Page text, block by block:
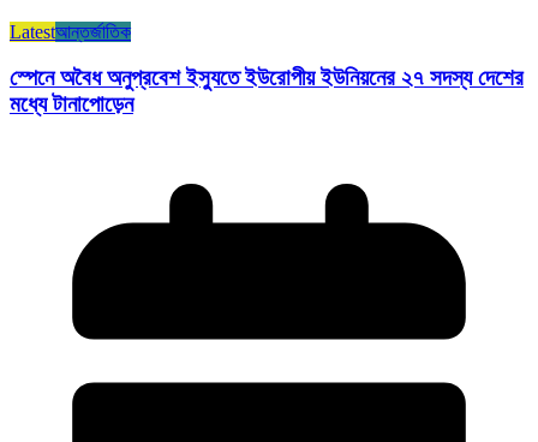
Latestআন্তর্জাতিক
স্পেনে অবৈধ অনুপ্রবেশ ইস্যুতে ইউরোপীয় ইউনিয়নের ২৭ সদস্য দেশের
মধ্যে টানাপোড়েন